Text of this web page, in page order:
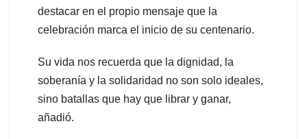
destacar en el propio mensaje que la
celebración marca el inicio de su centenario.
Su vida nos recuerda que la dignidad, la
soberanía y la solidaridad no son solo ideales,
sino batallas que hay que librar y ganar,
añadió.